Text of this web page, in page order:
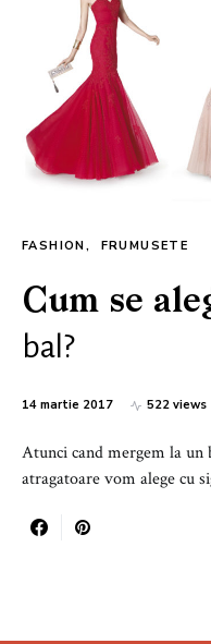
FASHION FRUMUSETE
Cum se
bal?
14 martie 2017 522 views
Atunci cand mergem la
atragatoare vom alege cu